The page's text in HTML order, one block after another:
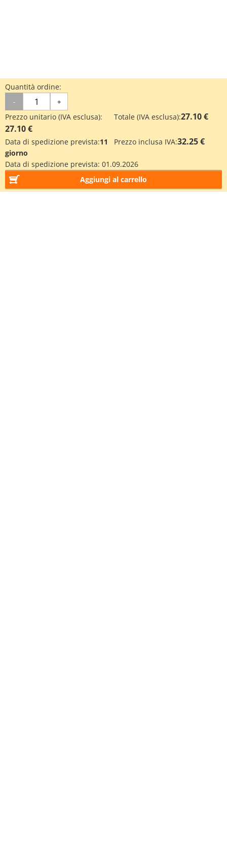
Quantità ordine:
- +
Prezzo unitario (IVA esclusa):
27.10 €
Totale (IVA esclusa):27.10 €
Data di spedizione prevista:11
giorno
Prezzo inclusa IVA:32.25 €
Data di spedizione prevista: 01.09.2026
Aggiungi al carrello